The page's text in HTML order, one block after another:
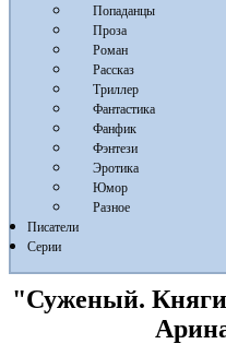
Попаданцы
Проза
Роман
Рассказ
Триллер
Фантастика
Фанфик
Фэнтези
Эротика
Юмор
Разное
Писатели
Серии
"Суженый.